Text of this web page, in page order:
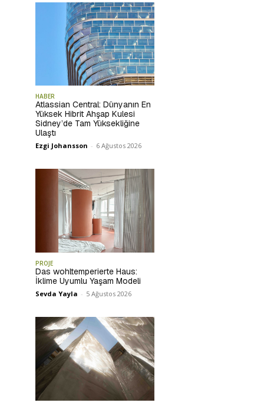
HABER
Atlassian Central: Dünyanın En
Yüksek Hibrit Ahşap Kulesi
Sidney’de Tam Yüksekliğine
Ulaştı
Ezgi Johansson - 6 Ağustos 2026
PROJE
Das wohltemperierte Haus:
İklime Uyumlu Yaşam Modeli
Sevda Yayla - 5 Ağustos 2026